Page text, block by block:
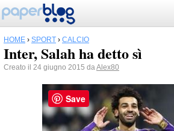
HOME › SPORT › CALCIO
Inter, Salah ha detto sì
Creato il 24 giugno 2015 daAlex80
Save